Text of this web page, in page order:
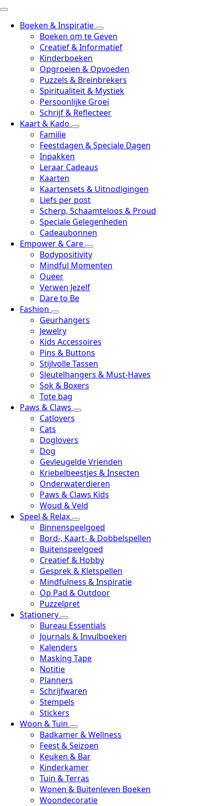
Boeken & Inspiratie
Boeken om te Geven
Creatief & Informatief
Kinderboeken
Opgroeien & Opvoeden
Puzzels & Breinbrekers
Spiritualiteit & Mystiek
Persoonlijke Groei
Schrijf & Reflecteer
Kaart & Kado
Familie
Feestdagen & Speciale Dagen
Inpakken
Leraar Cadeaus
Kaarten
Kaartensets & Uitnodigingen
Liefs per post
Scherp, Schaamteloos & Proud
Speciale Gelegenheden
Cadeaubonnen
Empower & Care
Bodypositivity
Mindful Momenten
Queer
Verwen Jezelf
Dare to Be
Fashion
Geurhangers
Jewelry
Kids Accessoires
Pins & Buttons
Stijlvolle Tassen
Sleutelhangers & Must-Haves
Sok & Boxers
Tote bag
Paws & Claws
Catlovers
Cats
Doglovers
Dog
Gevleugelde Vrienden
Kriebelbeestjes & Insecten
Onderwaterdieren
Paws & Claws Kids
Woud & Veld
Speel & Relax
Binnenspeelgoed
Bord-, Kaart- & Dobbelspellen
Buitenspeelgoed
Creatief & Hobby
Gesprek & Kletspellen
Mindfulness & Inspiratie
Op Pad & Outdoor
Puzzelpret
Stationery
Bureau Essentials
Journals & Invulboeken
Kalenders
Masking Tape
Notitie
Planners
Schrijfwaren
Stempels
Stickers
Woon & Tuin
Badkamer & Wellness
Feest & Seizoen
Keuken & Bar
Kinderkamer
Tuin & Terras
Wonen & Buitenleven Boeken
Woondecoratie